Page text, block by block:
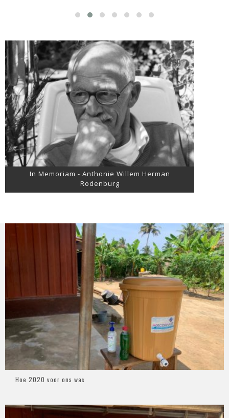
In Memoriam - Anthonie Willem Herman
Rodenburg
Hoe 2020 voor ons was